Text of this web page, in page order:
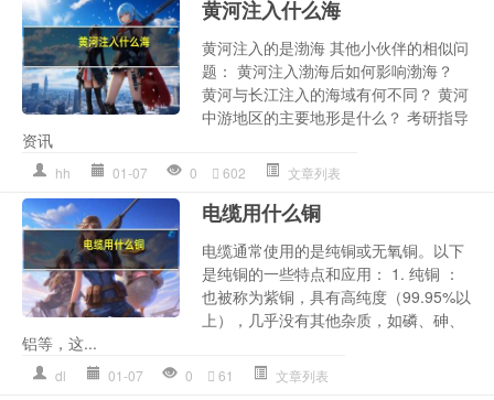
黄河注入什么海
黄河注入的是渤海 其他小伙伴的相似问
题： 黄河注入渤海后如何影响渤海？
黄河与长江注入的海域有何不同？ 黄河
中游地区的主要地形是什么？ 考研指导
资讯
hh 01-07 0 602 文章列表
电缆用什么铜
电缆通常使用的是纯铜或无氧铜。以下
是纯铜的一些特点和应用： 1. 纯铜 ：
也被称为紫铜，具有高纯度（99.95%以
上），几乎没有其他杂质，如磷、砷、
铝等，这...
dl 01-07 0 61 文章列表